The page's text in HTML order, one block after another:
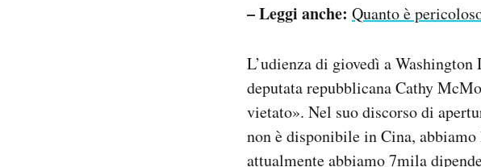
– Leggi anche: Quanto è
L’udienza di giovedì a
deputata repubblicana Cathy
vietato». Nel suo discorso di
non è disponibile in Cina,
attualmente abbiamo 7mila